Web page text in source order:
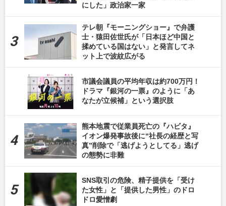
にした」政治家一家
テレ朝『モーニングショー』で弁護
士・猿田佐世氏が「日本ほど中国と
揉めている国はない」と発言してネ
ット上で波紋広がる
市議会議員の平均年収は約700万円！
ドラマ『銀河の一票』のように「あ
なたが立候補」という選択肢
熊本地震で従業員死亡の『ハビタ』
イオン爆発事故後に“社長の経歴と写
真”削除で「逃げようとしてる」逃げ
の態勢に非難
SNS取引の危険、精子提供を「受け
た女性」と「提供した男性」のドロ
ドロ愛憎劇